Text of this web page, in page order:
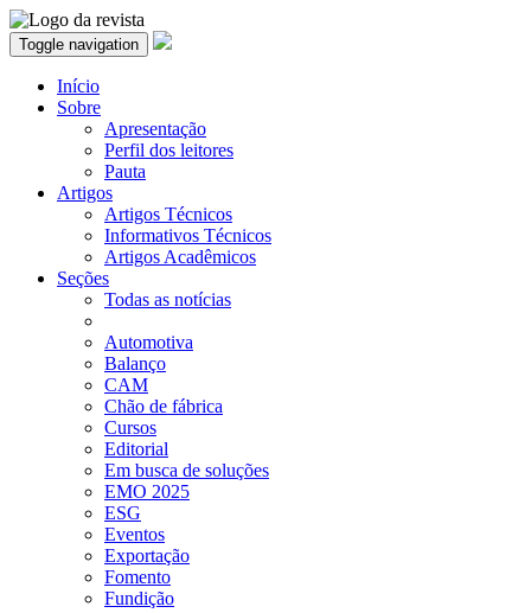
Toggle navigation
Início
Sobre
Apresentação
Perfil dos leitores
Pauta
Artigos
Artigos Técnicos
Informativos Técnicos
Artigos Acadêmicos
Seções
Todas as notícias
Automotiva
Balanço
CAM
Chão de fábrica
Cursos
Editorial
Em busca de soluções
EMO 2025
ESG
Eventos
Exportação
Fomento
Fundição